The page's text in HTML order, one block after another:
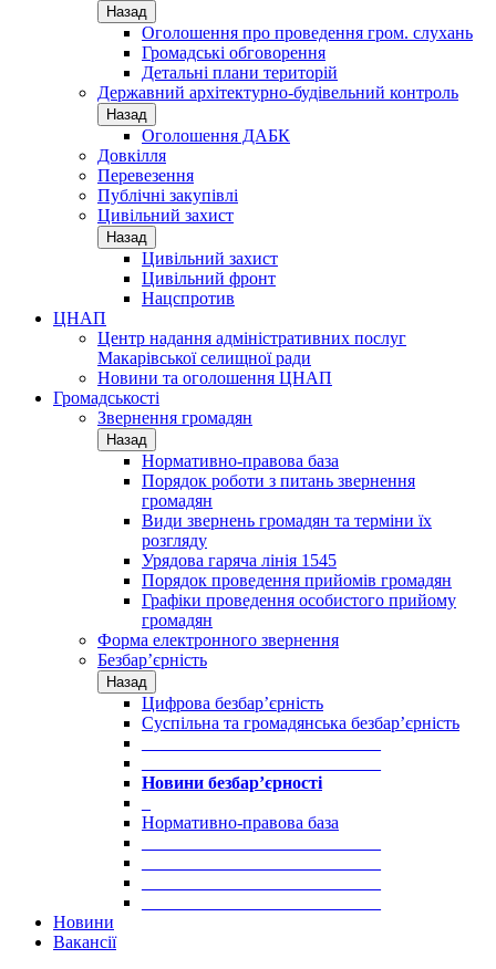
Назад
Оголошення про проведення гром. слухань
Громадські обговорення
Детальні плани територій
Державний архітектурно-будівельний контроль
Назад
Оголошення ДАБК
Довкілля
Перевезення
Публічні закупівлі
Цивільний захист
Назад
Цивільний захист
Цивільний фронт
Нацспротив
ЦНАП
Центр надання адміністративних послуг
Макарівської селищної ради
Новини та оголошення ЦНАП
Громадськості
Звернення громадян
Назад
Нормативно-правова база
Порядок роботи з питань звернення
громадян
Види звернень громадян та терміни їх
розгляду
Урядова гаряча лінія 1545
Порядок проведення прийомів громадян
Графіки проведення особистого прийому
громадян
Форма електронного звернення
Безбар’єрність
Назад
Цифрова безбар’єрність
Суспільна та громадянська безбар’єрність
Новини безбар’єрності
Нормативно-правова база
Новини
Вакансії